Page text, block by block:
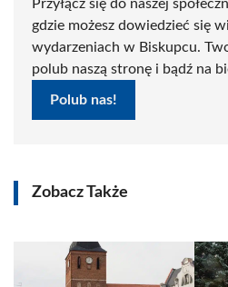
Przyłącz się do naszej
gdzie możesz dowiedzieć się
wydarzeniach w Biskupcu.
polub naszą stronę i bądź na
Polub nas!
Zobacz Także